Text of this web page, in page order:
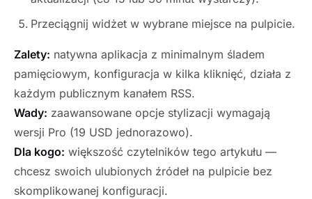
Przeciągnij widżet w wybrane miejsce na pulpicie.
Zalety: natywna aplikacja z minimalnym śladem
pamięciowym, konfiguracja w kilka kliknięć, działa z
każdym publicznym kanałem RSS.
Wady: zaawansowane opcje stylizacji wymagają
wersji Pro (19 USD jednorazowo).
Dla kogo: większość czytelników tego artykułu —
chcesz swoich ulubionych źródeł na pulpicie bez
skomplikowanej konfiguracji.